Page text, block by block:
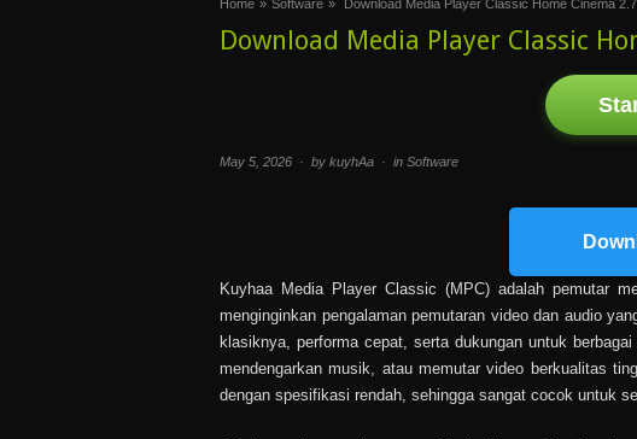
Home » Software » Download Media Player Classic Home Cinema
Download Media Player Classic
May 5, 2026 · by kuyhAa · in Software
Kuyhaa Media Player Classic (MPC) adalah pemutar
menginginkan pengalaman pemutaran video dan audio
klasiknya, performa cepat, serta dukungan untuk
mendengarkan musik, atau memutar video berkualitas
dengan spesifikasi rendah, sehingga sangat cocok untuk